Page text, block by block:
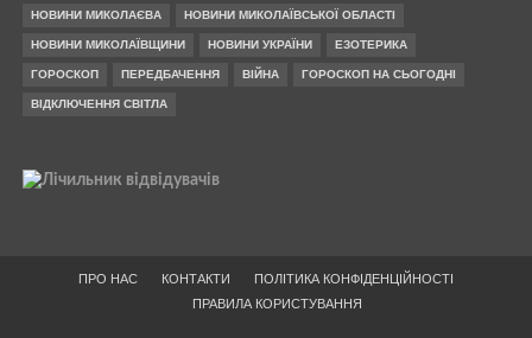
НОВИНИ МИКОЛАЄВА НОВИНИ МИКОЛАЇВСЬКОЇ ОБЛАСТІ
НОВИНИ МИКОЛАЇВЩИНИ НОВИНИ УКРАЇНИ ЕЗОТЕРИКА
ГОРОСКОП ПЕРЕДБАЧЕННЯ ВІЙНА ГОРОСКОП НА СЬОГОДНІ
ВІДКЛЮЧЕННЯ СВІТЛА
ПРО НАС КОНТАКТИ
ПОЛІТИКА КОНФІДЕНЦІЙНОСТІ
ПРАВИЛА КОРИСТУВАННЯ